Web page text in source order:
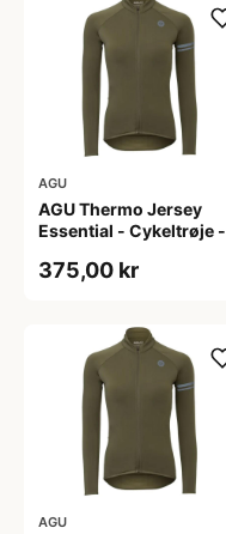
AGU
AGU Thermo Jersey
Essential - Cykeltrøje -
L
375,00 kr
AGU